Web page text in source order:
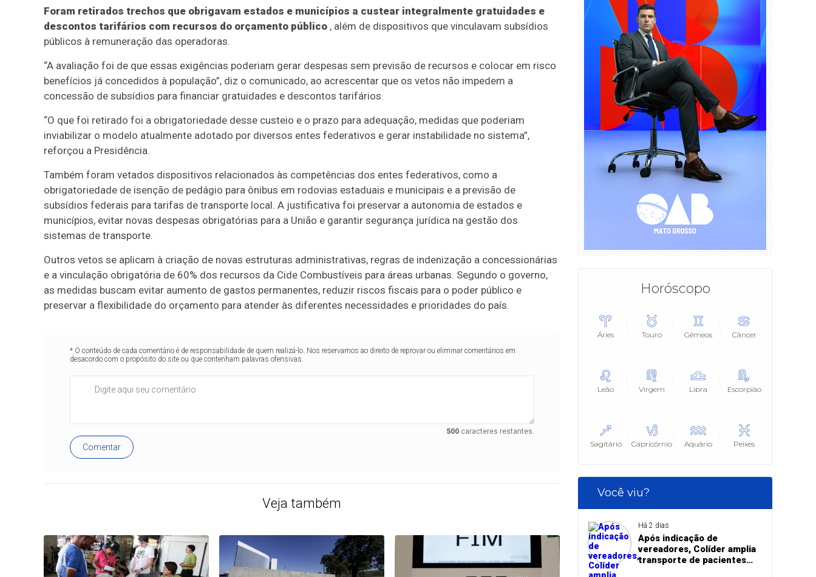
Foram retirados trechos que obrigavam estados e municípios a custear integralmente gratuidades e
descontos tarifários com recursos do orçamento público , além de dispositivos que vinculavam subsídios
públicos à remuneração das operadoras.
“A avaliação foi de que essas exigências poderiam gerar despesas sem previsão de recursos e colocar em risco
benefícios já concedidos à população”, diz o comunicado, ao acrescentar que os vetos não impedem a
concessão de subsídios para financiar gratuidades e descontos tarifários.
“O que foi retirado foi a obrigatoriedade desse custeio e o prazo para adequação, medidas que poderiam
inviabilizar o modelo atualmente adotado por diversos entes federativos e gerar instabilidade no sistema”,
reforçou a Presidência.
Também foram vetados dispositivos relacionados às competências dos entes federativos, como a
obrigatoriedade de isenção de pedágio para ônibus em rodovias estaduais e municipais e a previsão de
subsídios federais para tarifas de transporte local. A justificativa foi preservar a autonomia de estados e
municípios, evitar novas despesas obrigatórias para a União e garantir segurança jurídica na gestão dos
sistemas de transporte.
Outros vetos se aplicam à criação de novas estruturas administrativas, regras de indenização a concessionárias
e a vinculação obrigatória de 60% dos recursos da Cide Combustíveis para áreas urbanas. Segundo o governo,
as medidas buscam evitar aumento de gastos permanentes, reduzir riscos fiscais para o poder público e
preservar a flexibilidade do orçamento para atender às diferentes necessidades e prioridades do país.
* O conteúdo de cada comentário é de responsabilidade de quem realizá-lo. Nos reservamos ao direito de reprovar ou eliminar comentários em
desacordo com o propósito do site ou que contenham palavras ofensivas.
500caracteres restantes.
Comentar
Veja também
Horóscopo
Áries Touro Gêmeos Câncer
Leão Virgem Libra Escorpião
Sagitário Capricórnio Aquário Peixes
Você viu?
Há 2 dias
Após indicação de
vereadores, Colíder amplia
transporte de pacientes